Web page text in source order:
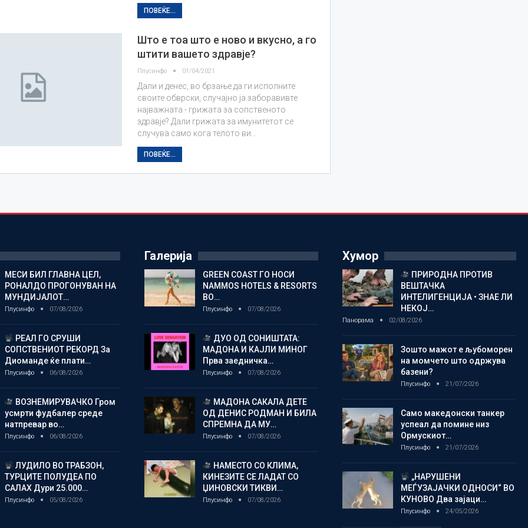
ПОВЕЌЕ...
Што е тоа што е ново и вкусно, а го
штити вашето здравје?
Плусинфо 01/04/2021
Дали и денес, во брзање да ги исполните
своите обврски, случајно ја заборавивте
најважната - грижата за сопственото
здравје? Дали грижата за имунитетот се
случува само кога телото ви…
ПОВЕЌЕ...
МЕСИ БИЛ ГЛАВНА ЦЕЛ,
РОНАЛДО ПРОГОНУВАН НА
МУНДИЈАЛОТ…
Плусинфо 07/08/2026
РЕАЛ ГО СРУШИ
СОПСТВЕНИОТ РЕКОРД За
Диоманде ќе плати…
Плусинфо 06/08/2026
ВОЗНЕМИРУВАЧКО Гром
усмрти фудбалер среде
натпревар во…
Плусинфо 06/08/2026
ЛУДИЛО ВО ТРАБЗОН,
ТУРЦИТЕ ПОЛУДЕА ПО
САЛАХ Дури 25.000…
Плусинфо 05/08/2026
Галерија
GREEN COAST ГО НОСИ
NAMMOS HOTELS & RESORTS
ВО…
Плусинфо 07/08/2026
ДУО ОД СОНИШТАТА:
МАДОНА И КАЈЛИ МИНОГ
Прва заедничка…
Плусинфо 07/08/2026
МАДОНА САКАЛА ДЕТЕ
ОД ДЕНИС РОДМАН И БИЛА
СПРЕМНА ДА МУ…
Плусинфо 07/08/2026
НАМЕСТО СО КЛИМА,
КИНЕЗИТЕ СЕ ЛАДАТ СО
ЏИНОВСКИ ТИКВИ…
Плусинфо 07/08/2026
Хумор
ПРИРОДНА ПРОТИВ
ВЕШТАЧКА
ИНТЕЛИГЕНЦИЈА • ЗНАЕ ЛИ
НЕКОЈ…
Панорама 02/08/2026
Зошто мажот е љубоморен
на момчето што одржува
базени?
Плусинфо 21/07/2026
Само македонски танкер
успеал да помине низ
Ормускиот…
Плусинфо 21/07/2026
„НАРУШЕНИ
МЕЃУЗАЈАЧКИ ОДНОСИ“ ВО
КУНОВО Два зајаци…
Плусинфо 24/05/2026